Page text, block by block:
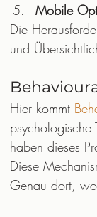
Mobile
Die
und
Hier kommt
haben dieses
Diese
Genau dort,